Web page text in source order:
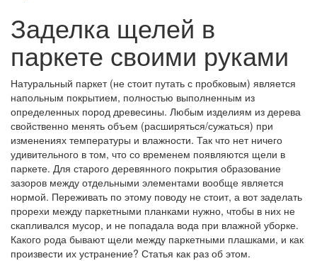
Заделка щелей в
паркете своими руками
Натуральный паркет (не стоит путать с пробковым) является
напольным покрытием, полностью выполненным из
определенных пород древесины. Любым изделиям из дерева
свойственно менять объем (расширяться/сужаться) при
изменениях температуры и влажности. Так что нет ничего
удивительного в том, что со временем появляются щели в
паркете. Для старого деревянного покрытия образование
зазоров между отдельными элементами вообще является
нормой. Переживать по этому поводу не стоит, а вот заделать
прорехи между паркетными планками нужно, чтобы в них не
скапливался мусор, и не попадала вода при влажной уборке.
Какого рода бывают щели между паркетными плашками, и как
произвести их устранение? Статья как раз об этом.